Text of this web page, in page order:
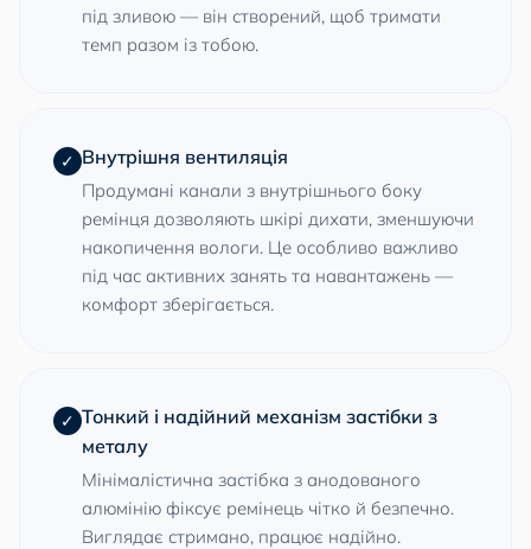
під зливою — він створений, щоб тримати
темп разом із тобою.
✓ Внутрішня вентиляція
Продумані канали з внутрішнього боку
ремінця дозволяють шкірі дихати, зменшуючи
накопичення вологи. Це особливо важливо
під час активних занять та навантажень —
комфорт зберігається.
✓ Тонкий і надійний механізм застібки з
металу
Мінімалістична застібка з анодованого
алюмінію фіксує ремінець чітко й безпечно.
Виглядає стримано, працює надійно.